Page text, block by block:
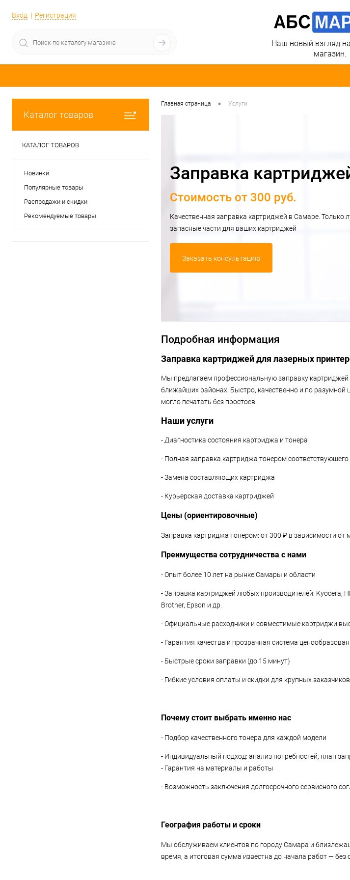
Вход Регистрация
Наш новый взгляд
магазин.
Каталог товаров
КАТАЛОГ ТОВАРОВ
Новинки
Популярные товары
Распродажи и скидки
Рекомендуемые товары
Главная страница • Услуги
Заправка
Стоимость от 300 руб.
Качественная заправка картриджей в Самаре. Только
запасные части для ваших картриджей
Заказать консультацию
Подробная информация
Заправка картриджей для лазерных
Мы предлагаем профессиональную заправку
ближайших районах. Быстро, качественно и по
могло печатать без простоев.
Наши услуги
- Диагностика состояния картриджа и тонера
- Полная заправка картриджа тонером соответствующего
- Замена составляющих картриджа
- Курьерская доставка картриджей
Цены (ориентировочные)
Заправка картриджа тонером: от 300 ₽ в зависимости
Преимущества сотрудничества с нами
- Опыт более 10 лет на рынке Самары и области
- Заправка картриджей любых производителей: Kyocera,
Brother, Epson и др.
- Официальные расходники и совместимые картриджи
- Гарантия качества и прозрачная система
- Быстрые сроки заправки (до 15 минут)
- Гибкие условия оплаты и скидки для крупных заказчиков
Почему стоит выбрать именно нас
- Подбор качественного тонера для каждой модели
- Индивидуальный подход: анализ потребностей, план
- Гарантия на материалы и работы
- Возможность заключения долгосрочного сервисного
География работы и сроки
Мы обслуживаем клиентов по городу Самара и
время, а итоговая сумма известна до начала работ — без